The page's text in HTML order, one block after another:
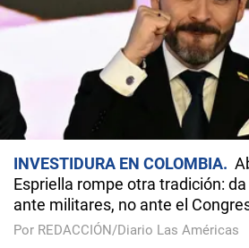
INVESTIDURA EN COLOMBIA
Espriella rompe otra tradición:
ante militares, no ante el
Por REDACCIÓN/Diario Las Américas